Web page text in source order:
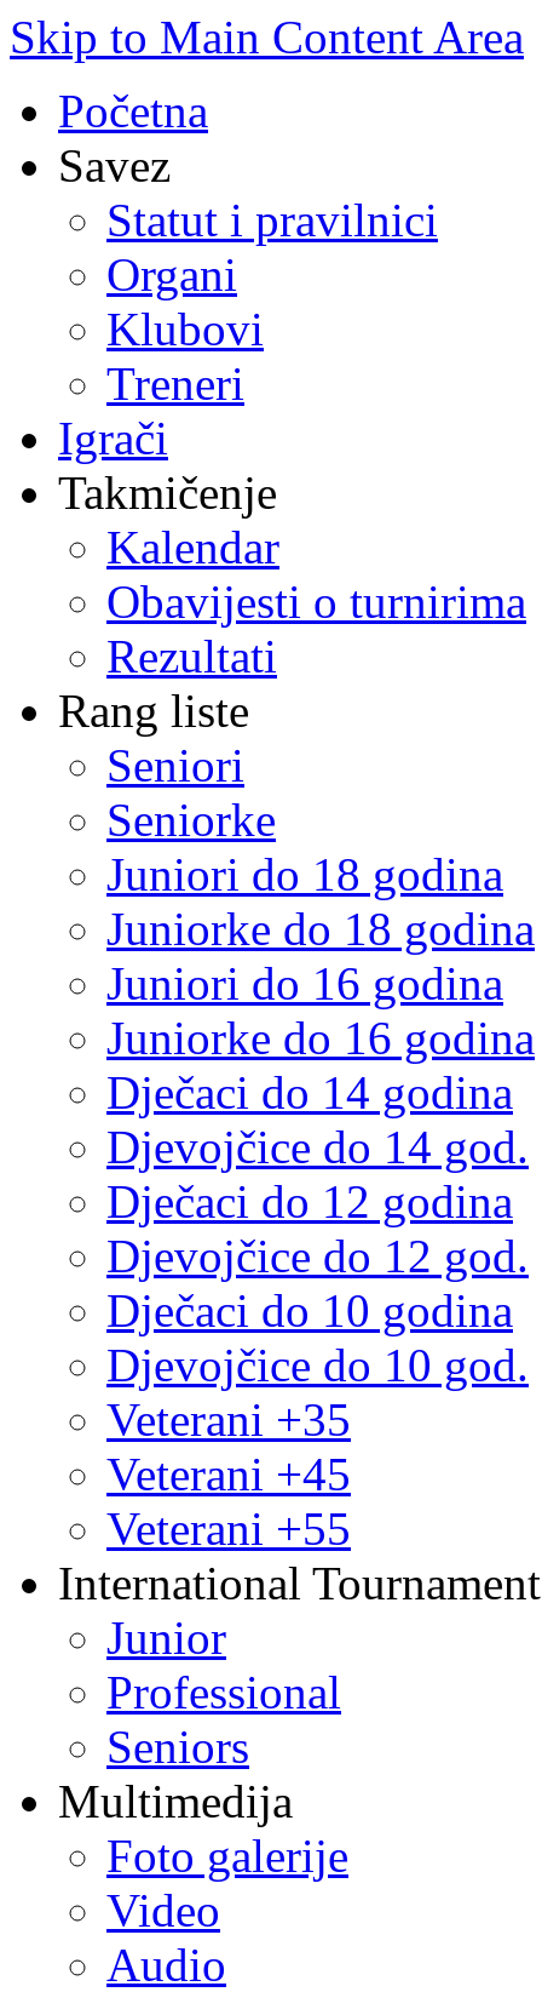
Skip to Main Content Area
Početna
Savez
Statut i pravilnici
Organi
Klubovi
Treneri
Igrači
Takmičenje
Kalendar
Obavijesti o turnirima
Rezultati
Rang liste
Seniori
Seniorke
Juniori do 18 godina
Juniorke do 18 godina
Juniori do 16 godina
Juniorke do 16 godina
Dječaci do 14 godina
Djevojčice do 14 god.
Dječaci do 12 godina
Djevojčice do 12 god.
Dječaci do 10 godina
Djevojčice do 10 god.
Veterani +35
Veterani +45
Veterani +55
International
Junior
Professional
Seniors
Multimedija
Foto galerije
Video
Audio